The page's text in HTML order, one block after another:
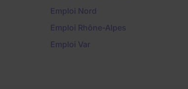
Emploi Nord
Emploi Rhône-Alpes
Emploi Var